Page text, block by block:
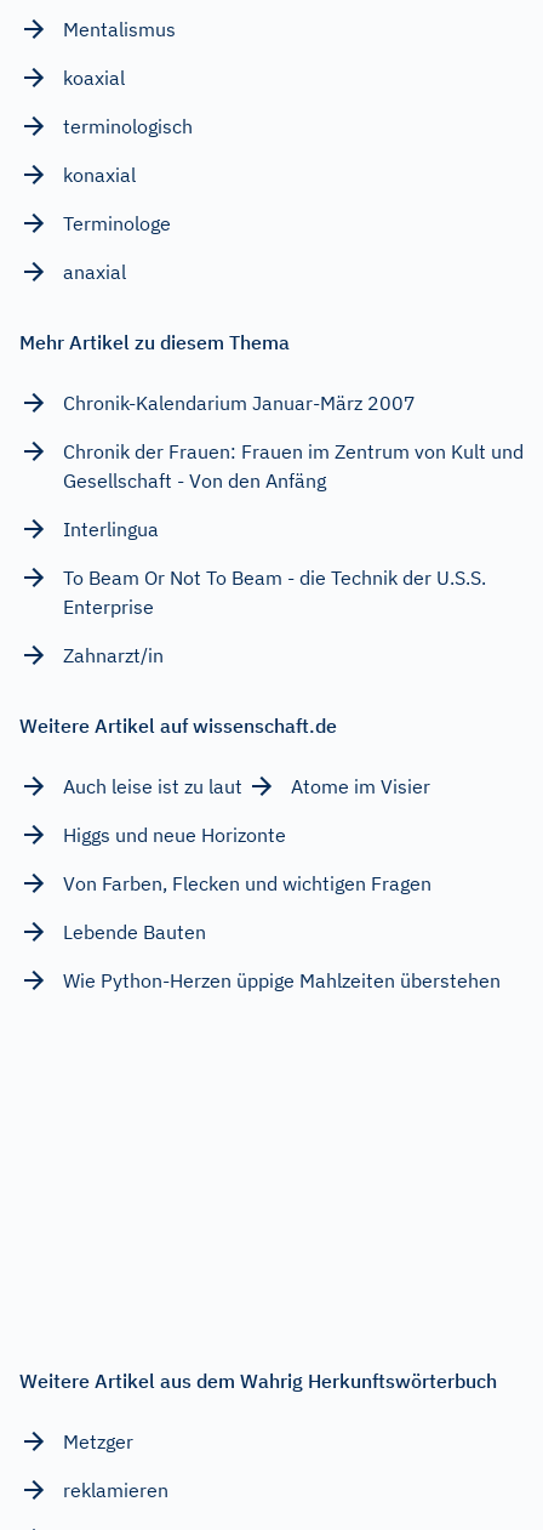
Mentalismus
koaxial
terminologisch
konaxial
Terminologe
anaxial
Mehr Artikel zu diesem Thema
Chronik-Kalendarium Januar-März 2007
Chronik der Frauen: Frauen im Zentrum von Kult und
Gesellschaft - Von den Anfäng
Interlingua
To Beam Or Not To Beam - die Technik der U.S.S.
Enterprise
Zahnarzt/in
Weitere Artikel auf wissenschaft.de
Auch leise ist zu laut
Atome im Visier
Higgs und neue Horizonte
Von Farben, Flecken und wichtigen Fragen
Lebende Bauten
Wie Python-Herzen üppige Mahlzeiten überstehen
Weitere Artikel aus dem Wahrig Herkunftswörterbuch
Metzger
reklamieren